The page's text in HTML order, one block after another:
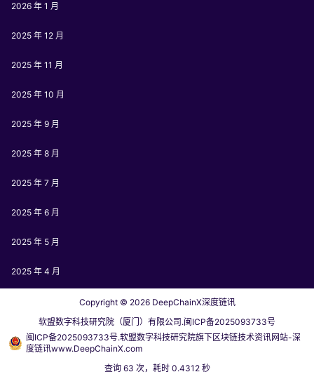
2026 年 1 月
2025 年 12 月
2025 年 11 月
2025 年 10 月
2025 年 9 月
2025 年 8 月
2025 年 7 月
2025 年 6 月
2025 年 5 月
2025 年 4 月
Copyright © 2026DeepChainX深度链讯
软盟数字科技研究院（厦门）有限公司.闽ICP备2025093733号
闽ICP备2025093733号.软盟数字科技研究院旗下区块链技术资讯网站-深
度链讯www.DeepChainX.com
查询 63 次，耗时 0.4312 秒